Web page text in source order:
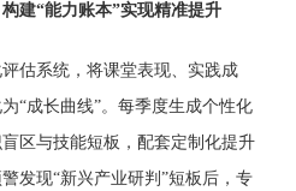
建“能力账本”实现精准提升
系统，将课堂表现、实践成
“成长曲线”。每季度生成个性化
区与技能短板，配套定制化提升
发现“新兴产业研判”短板后，专